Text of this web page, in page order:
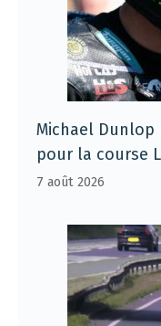
Michael
pour la course
7 août 2026